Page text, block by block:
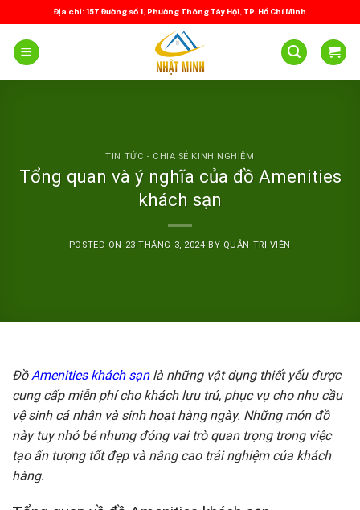
to
content
Địa chỉ: 157 Đường số 1, Phường Thông Tây Hội, TP. Hồ Chí Minh
TIN TỨC - CHIA SẺ KINH NGHIỆM
Tổng quan và ý nghĩa của đồ Amenities
khách sạn
POSTED ON 23 THÁNG 3, 2024 BY QUẢN TRỊ VIÊN
ĐồAmenities khách sạnlà những vật dụng thiết yếu được
cung cấp miễn phí cho khách lưu trú, phục vụ cho nhu cầu
vệ sinh cá nhân và sinh hoạt hàng ngày. Những món đồ
này tuy nhỏ bé nhưng đóng vai trò quan trọng trong việc
tạo ấn tượng tốt đẹp và nâng cao trải nghiệm của khách
hàng.